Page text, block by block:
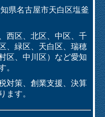
名古屋市天白区塩釜
西区、北区、中区、千
、緑区、天白区、瑞穂
区、中川区）など愛知
。
対策、創業支援、決算
ます。